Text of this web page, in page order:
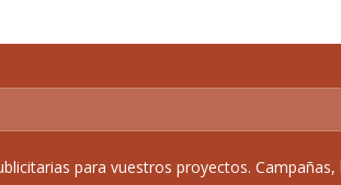
para vuestros proyectos. Campañas,